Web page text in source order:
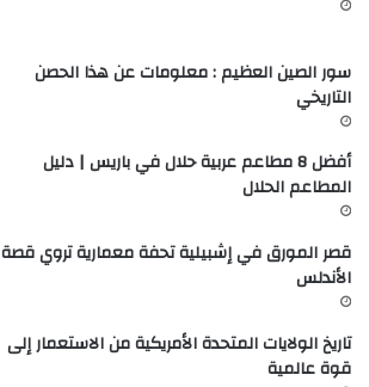
سور الصين العظيم : معلومات عن هذا الحصن
التاريخي
أفضل 8 مطاعم عربية حلال في باريس | دليل
المطاعم الحلال
قصر المورق في إشبيلية تحفة معمارية تروي قصة
الأندلس
تاريخ الولايات المتحدة الأمريكية من الاستعمار إلى
قوة عالمية